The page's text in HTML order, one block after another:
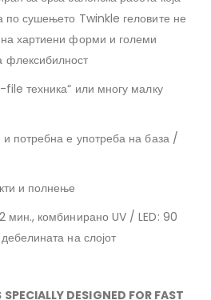
по сушењето Twinkle геловите не
хартиени форми и големи
флексибилност
техника“ или многу малку
и потребна е употреба на база /
и полнење
комбинирано UV / LED: 90
на слојот
SPECIALLY DESIGNED FOR FAST